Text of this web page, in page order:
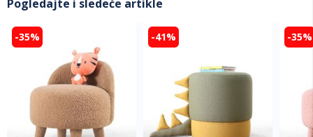
Pogledajte i sledeće artikle
-35% -41% -35%